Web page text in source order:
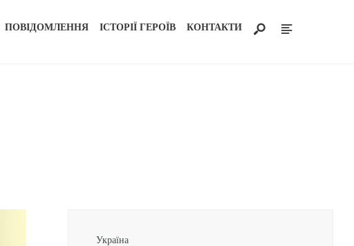
ПОВІДОМЛЕННЯ ІСТОРІЇ ГЕРОЇВ КОНТАКТИ
Україна